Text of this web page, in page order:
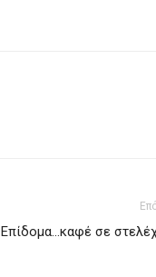
Επίδομα…καφέ σε